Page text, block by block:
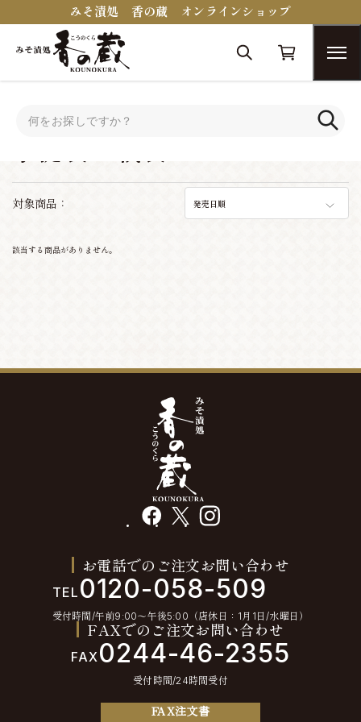
みそ漬処 香の蔵 オンラインショップ
対象商品： 発売日順
該当する商品がありません。
facebook instagram
お電話でのご注文お問い合わせ
TEL 0120-058-509
受付時間/午前9:00〜午後5:00（店休日：1月1日/水曜日）
FAXでのご注文お問い合わせ
FAX0244-46-2355
受付時間/24時間受付
FAX注文書